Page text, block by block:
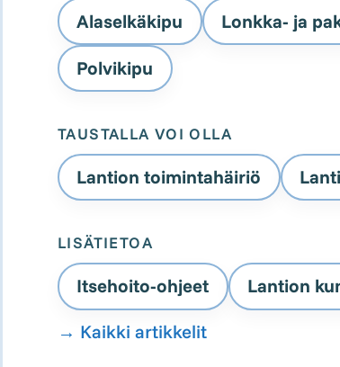
Alaselkäkipu
Lonkka- ja
Polvikipu
TAUSTALLA VOI OLLA
Lantion toimintahäiriö
LISÄTIETOA
Itsehoito-ohjeet Lantion
→ Kaikki artikkelit